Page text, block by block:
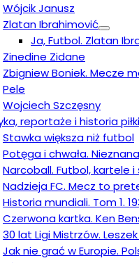
Wójcik Janusz
Zlatan Ibrahimović
Ja, Futbol. Zlatan
Zinedine Zidane
Zbigniew Boniek. Mecze
Pele
Wojciech Szczęsny
reportaże i historia
Stawka większa niż futbol
Potęga i chwała.
Narcoball. Futbol, kartele
Nadzieja FC. Mecz to
Historia mundiali. Tom 1.
Czerwona kartka. Ken
30 lat Ligi Mistrzów. Leszek
Jak nie grać w Europie.